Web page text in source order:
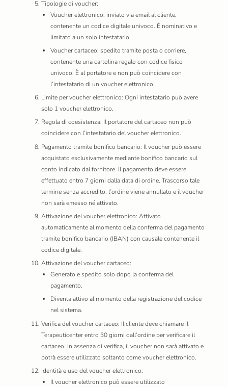
Tipologie di voucher:
Voucher elettronico: inviato via email al cliente,
contenente un codice digitale univoco. È nominativo e
limitato a un solo intestatario.
Voucher cartaceo: spedito tramite posta o corriere,
contenente una cartolina regalo con codice fisico
univoco. È al portatore e non può coincidere con
l’intestatario di un voucher elettronico.
Limite per voucher elettronico: Ogni intestatario può avere
solo 1 voucher elettronico.
Regola di coesistenza: Il portatore del cartaceo non può
coincidere con l’intestatario del voucher elettronico.
Pagamento tramite bonifico bancario: Il voucher può essere
acquistato esclusivamente mediante bonifico bancario sul
conto indicato dal fornitore. Il pagamento deve essere
effettuato entro 7 giorni dalla data di ordine. Trascorso tale
termine senza accredito, l’ordine viene annullato e il voucher
non sarà emesso né attivato.
Attivazione del voucher elettronico: Attivato
automaticamente al momento della conferma del pagamento
tramite bonifico bancario (IBAN) con causale contenente il
codice digitale.
Attivazione del voucher cartaceo:
Generato e spedito solo dopo la conferma del
pagamento.
Diventa attivo al momento della registrazione del codice
nel sistema.
Verifica del voucher cartaceo: Il cliente deve chiamare il
Terapeuticenter entro 30 giorni dall’ordine per verificare il
cartaceo. In assenza di verifica, il voucher non sarà attivato e
potrà essere utilizzato soltanto come voucher elettronico.
Identità e uso del voucher elettronico:
Il voucher elettronico può essere utilizzato